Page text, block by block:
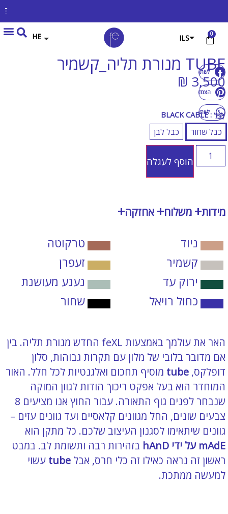
WELCOME TO FE EXPERIENCE
0
ILS
USD
EUR
HE
לשתף
הצמד אותו
לשתף
TUBE מנורת תליה_קשמיר
₪ 3,500
כֶּבֶל : BLACK CABLE
כבל שחור כבל לבן
הוסף לעגלה
מידות משלוח אחזקה
ניוד
טרקוטה
קשמיר
זעפרן
ירוק עד
נענע מעושנת
כחול רויאל
שחור
האר את עולמך באמצעות feXL החדש מנורת תליה. בין
אם מדובר בלובי של מלון עם תקרות גבוהות, סלון
דופלקס, tube מוסיף תחכום ואלגנטיות לכל חלל. האור
המוחדר הוא בעל אפקט ריכוך הודות לגוון המוקה
שנבחר לפנים גוף התאורה. עבור החוץ אנו מציעים 8
צבעים שונים, החל מגוונים קלאסיים ועד גוונים עזים –
גוונים שיתאימו לסגנון העיצוב שלכם. כל מתקן הוא
mAdE על ידי hAnD
בזהירות רבה ותשומת לב. במבט
ראשון זה נראה כאילו זה כלי חרס, אבל tube עשוי
למעשה ממתכת.